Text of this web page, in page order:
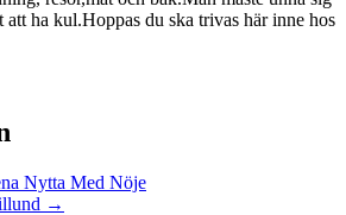
ha kul.Hoppas du ska trivas här inne hos
Nytta Med Nöje
→